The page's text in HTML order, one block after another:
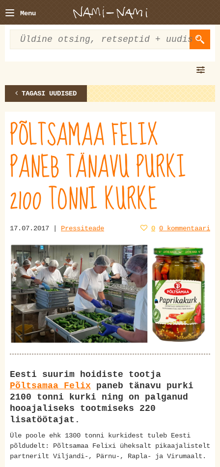
Menu
TAGASI UUDISED
PÕLTSAMAA FELIX
PANEB TÄNAVU PURKI
2100 TONNI KURKE
17.07.2017 | Pressiteade 0 0 kommentaari
Eesti suurim hoidiste tootja
Põltsamaa Felix paneb tänavu purki
2100 tonni kurki ning on palganud
hooajaliseks tootmiseks 220
lisatöötajat.
Üle poole ehk 1300 tonni kurkidest tuleb Eesti
põldudelt: Põltsamaa Felixi üheksalt pikaajalistelt
partnerilt Viljandi-, Pärnu-, Rapla- ja Virumaalt.